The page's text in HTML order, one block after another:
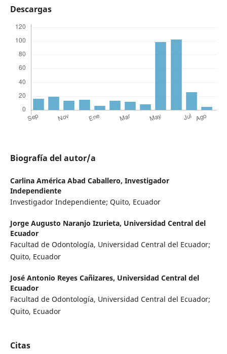
Descargas
Biografía del autor/a
Carlina América Abad Caballero, Investigador
Independiente
Investigador Independiente; Quito, Ecuador
Jorge Augusto Naranjo Izurieta, Universidad Central del
Ecuador
Facultad de Odontología, Universidad Central del Ecuador;
Quito, Ecuador
José Antonio Reyes Cañizares, Universidad Central del
Ecuador
Facultad de Odontología, Universidad Central del Ecuador;
Quito, Ecuador
Citas